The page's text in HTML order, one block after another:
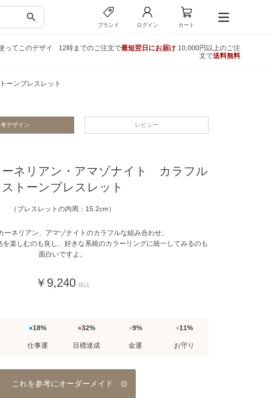
search
ブランド ログイン カート
ってこのデザイ
12時までのご注文で最短翌日にお届け10,000円以上のご注
文で送料無料
ーンブレスレット
デザイン レビュー
ーネリアン・アマゾナイト カラフル
ストーンブレスレット
（ブレスレットの内周：15.2cm）
ーネリアン、アマゾナイトのカラフルな組み合わせ。
楽しむのも良し、好きな系統のカラーリングに統一してみるのも
面白いですよ。
￥9,240 税込
18% 32% 9% 11%
仕事運 目標達成 金運 お守り
これを参考にオーダーメイド